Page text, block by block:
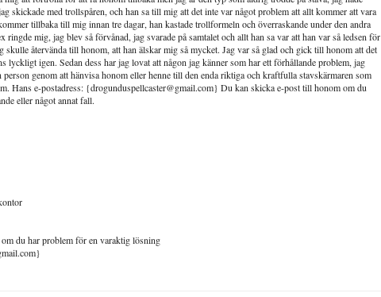
skickade med trollspåren, och han sa till mig att det inte var något problem att allt kommer att vara
tillbaka till mig innan tre dagar, han kastade trollformeln och överraskande under den andra
ringde mig, jag blev så förvånad, jag svarade på samtalet och allt han sa var att han var så ledsen för
skulle återvända till honom, att han älskar mig så mycket. Jag var så glad och gick till honom att det
lyckligt igen. Sedan dess har jag lovat att någon jag känner som har ett förhållande problem, jag
genom att hänvisa honom eller henne till den enda riktiga och kraftfulla stavskärmaren som
Hans e-postadress: {drogunduspellcaster@gmail.com} Du kan skicka e-post till honom om du
eller något annat fall.
du har problem för en varaktig lösning